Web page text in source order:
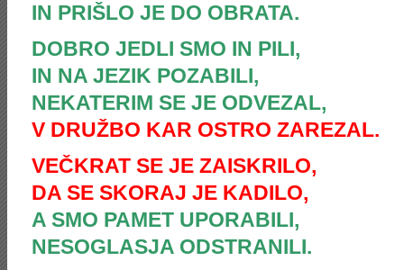
IN PRIŠLO JE DO OBRATA.
DOBRO JEDLI SMO IN PILI,
IN NA JEZIK POZABILI,
NEKATERIM SE JE ODVEZAL,
V DRUŽBO KAR OSTRO ZAREZAL.
VEČKRAT SE JE ZAISKRILO,
DA SE SKORAJ JE KADILO,
A SMO PAMET UPORABILI,
NESOGLASJA ODSTRANILI.